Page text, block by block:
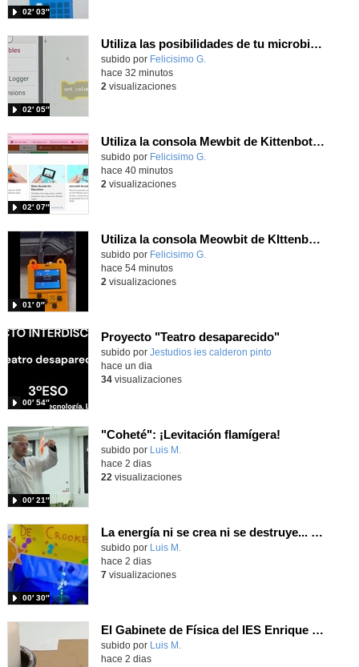
02′ 03″
Utiliza las posibilidades de tu microbit programando com MakeCode para medir temperatura y nivel de luz con Datalogger
Contenido educativo.
subido por Felicisimo G.
02′ 05″
hace 32 minutos
2 visualizaciones
Utiliza la consola Mewbit de Kittenbot para llevar tus juegos arcade de MakeCode a tu mano
Contenido educativo.
subido por Felicisimo G.
02′ 07″
hace 40 minutos
2 visualizaciones
Utiliza la consola Meowbit de KIttenbot para jugar con tus programas MakeCode Arcade
Contenido educativo.
subido por Felicisimo G.
01′ 0″
hace 54 minutos
2 visualizaciones
Proyecto "Teatro desaparecido"
Contenido educativo.
subido por Jestudios ies calderon pinto
00′ 54″
-
hace un dia
34visualizaciones
"Coheté": ¡Levitación flamígera!
Contenido educativo.
subido por Luis M.
00′ 21″
hace 2 dias
22 visualizaciones
La energía ni se crea ni se destruye... ¡se experimenta! El Tierno en la Feria Madrid es Ciencia 2026
Contenido educativo.
subido por Luis M.
00′ 30″
hace 2 dias
7visualizaciones
El Gabinete de Física del IES Enrique Tierno Galván de Parla (Curso 25-26)
Contenido educativo.
subido por Luis M.
hace 2 dias